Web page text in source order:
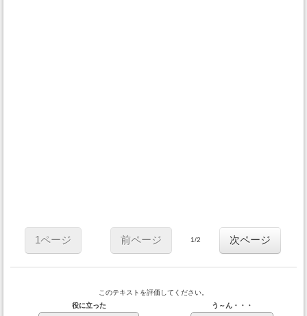
1ページ 前ページ 1/2 次ページ
このテキストを評価してください。
役に立った
う～ん・・・